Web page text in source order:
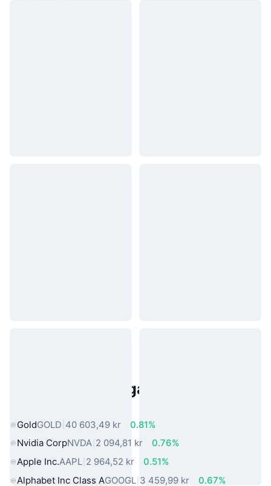
Populära tillgångar från den
GoldGOLD 40 603,49 kr
0.81%
Nvidia CorpNVDA 2 094,81 kr
0.76%
Apple Inc.AAPL 2 964,52 kr
0.51%
Alphabet Inc Class AGOOGL 3 459,99 kr 0.67%